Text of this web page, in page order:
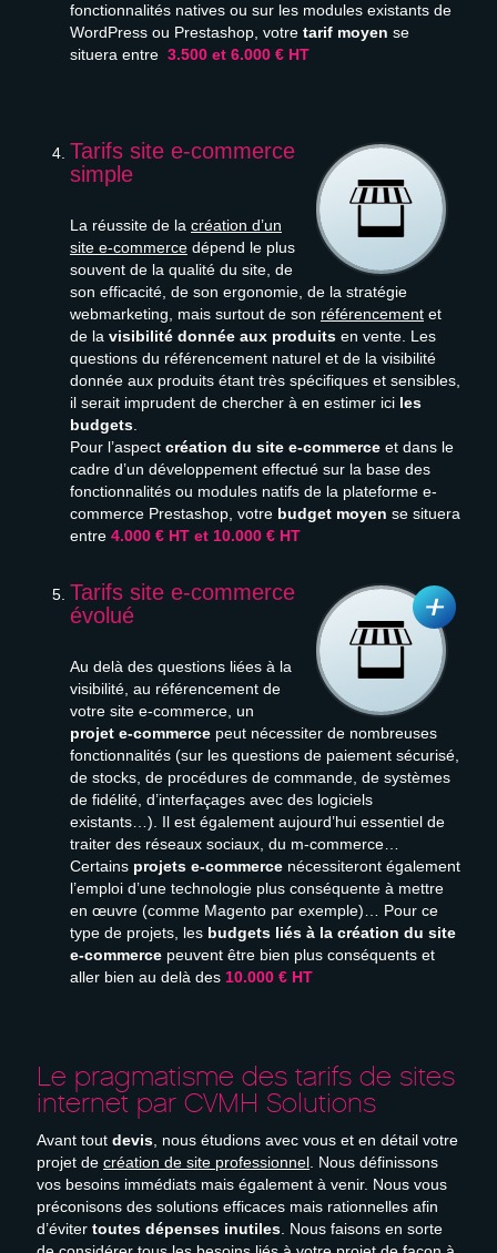
fonctionnalités natives ou sur les modules existants de
WordPress ou Prestashop, votre tarif moyen se
situera entre 3.500 et 6.000 € HT
Tarifs site e-commerce
simple
La réussite de la création d’un
site e-commerce dépend le plus
souvent de la qualité du site, de
son efficacité, de son ergonomie, de la stratégie
webmarketing, mais surtout de son référencement et
de la visibilité donnée aux produits en vente. Les
questions du référencement naturel et de la visibilité
donnée aux produits étant très spécifiques et sensibles,
il serait imprudent de chercher à en estimer ici les
budgets
Pour l’aspect création du site e-commerce et dans le
cadre d’un développement effectué sur la base des
fonctionnalités ou modules natifs de la plateforme e-
commerce Prestashop, votre budget moyen se situera
entre 4.000 € HT et 10.000 € HT
Tarifs site e-commerce
évolué
Au delà des questions liées à la
visibilité, au référencement de
votre site e-commerce, un
projet e-commerce peut nécessiter de nombreuses
fonctionnalités (sur les questions de paiement sécurisé,
de stocks, de procédures de commande, de systèmes
de fidélité, d’interfaçages avec des logiciels
existants…). Il est également aujourd’hui essentiel de
traiter des réseaux sociaux, du m-commerce…
Certains projets e-commerce nécessiteront également
l’emploi d’une technologie plus conséquente à mettre
en œuvre (comme Magento par exemple)… Pour ce
type de projets, les budgets liés à la création du site
e-commerce peuvent être bien plus conséquents et
aller bien au delà des 10.000 € HT
Le pragmatisme des tarifs de sites
internet par CVMH Solutions
Avant tout devis , nous étudions avec vous et en détail votre
projet de création de site professionnel . Nous définissons
vos besoins immédiats mais également à venir. Nous vous
préconisons des solutions efficaces mais rationnelles afin
d’éviter toutes dépenses inutiles . Nous faisons en sorte